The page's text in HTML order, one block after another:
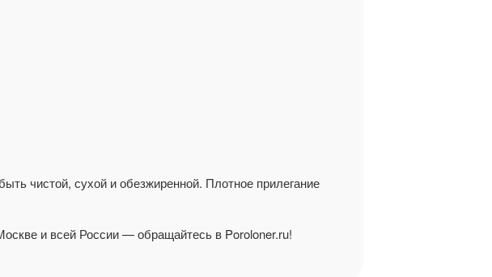
чистой, сухой и обезжиренной. Плотное прилегание
и всей России — обращайтесь в Poroloner.ru!